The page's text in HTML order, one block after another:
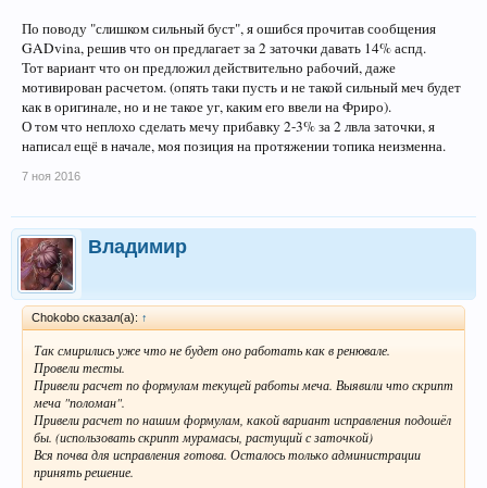
По поводу "слишком сильный буст", я ошибся прочитав сообщения
GADvina, решив что он предлагает за 2 заточки давать 14% аспд.
Тот вариант что он предложил действительно рабочий, даже
мотивирован расчетом. (опять таки пусть и не такой сильный меч будет
как в оригинале, но и не такое уг, каким его ввели на Фриро).
О том что неплохо сделать мечу прибавку 2-3% за 2 лвла заточки, я
написал ещё в начале, моя позиция на протяжении топика неизменна.
7 ноя 2016
Владимир
Chokobo сказал(а): ↑
Так смирились уже что не будет оно работать как в ренювале.
Провели тесты.
Привели расчет по формулам текущей работы меча. Выявили что скрипт
меча "поломан".
Привели расчет по нашим формулам, какой вариант исправления подошёл
бы. (использовать скрипт мурамасы, растущий с заточкой)
Вся почва для исправления готова. Осталось только администрации
принять решение.